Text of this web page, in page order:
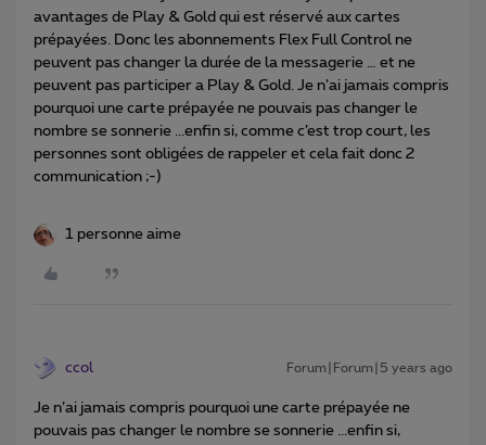
avantages de Play & Gold qui est réservé aux cartes
prépayées. Donc les abonnements Flex Full Control ne
peuvent pas changer la durée de la messagerie … et ne
peuvent pas participer a Play & Gold. Je n’ai jamais compris
pourquoi une carte prépayée ne pouvais pas changer le
nombre se sonnerie ...enfin si, comme c’est trop court, les
personnes sont obligées de rappeler et cela fait donc 2
communication ;-)
1 personne aime
ccol Forum|Forum|5 years ago
Je n’ai jamais compris pourquoi une carte prépayée ne
pouvais pas changer le nombre se sonnerie ...enfin si,